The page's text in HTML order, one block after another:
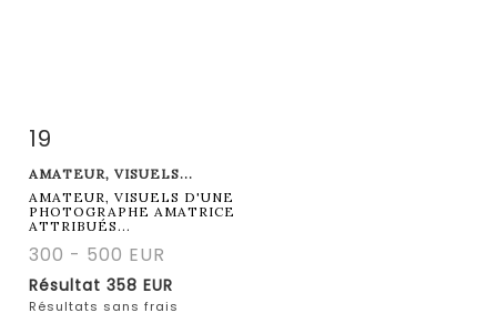
Fiche détaillée
19
AMATEUR, VISUELS...
AMATEUR, VISUELS D'UNE
PHOTOGRAPHE AMATRICE
ATTRIBUÉS...
300 - 500 EUR
Résultat 358 EUR
Résultats sans frais